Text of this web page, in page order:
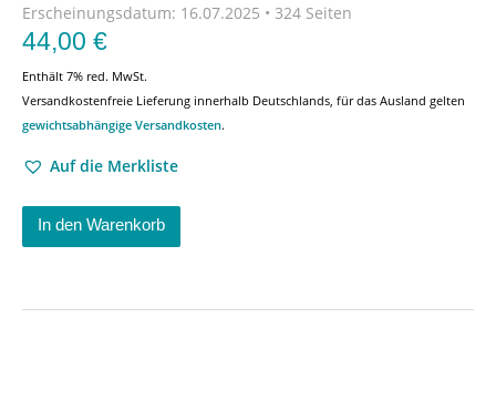
Erscheinungsdatum: 16.07.2025 • 324 Seiten
44,00 €
Enthält 7% red. MwSt.
Versandkostenfreie Lieferung innerhalb Deutschlands, für das Ausland gelten
gewichtsabhängige Versandkosten.
Auf die Merkliste
In den Warenkorb